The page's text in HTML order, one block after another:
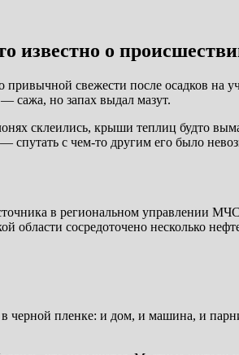
о
свежести после осадков на
сажа, но запах выдал мазут.
склеились, крыши теплиц будто
спутать с чем-то другим его было
в региональном управлении
сосредоточено несколько
черной пленке: и дом, и машина, и